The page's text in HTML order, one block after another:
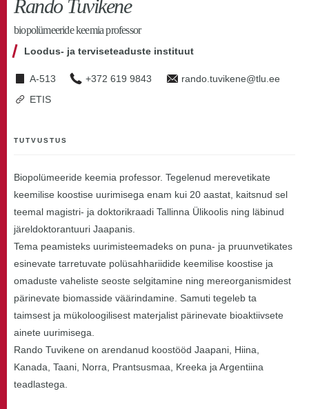
Rando Tuvikene
biopolümeeride keemia professor
Loodus- ja terviseteaduste instituut
A-513 +372 619 9843
rando.tuvikene@tlu.ee
ETIS
TUTVUSTUS
Biopolümeeride keemia professor. Tegelenud merevetikate
keemilise koostise uurimisega enam kui 20 aastat, kaitsnud sel
teemal magistri- ja doktorikraadi Tallinna Ülikoolis ning läbinud
järeldoktorantuuri Jaapanis.
Tema peamisteks uurimisteemadeks on puna- ja pruunvetikates
esinevate tarretuvate polüsahhariidide keemilise koostise ja
omaduste vaheliste seoste selgitamine ning mereorganismidest
pärinevate biomasside väärindamine. Samuti tegeleb ta
taimsest ja mükoloogilisest materjalist pärinevate bioaktiivsete
ainete uurimisega.
Rando Tuvikene on arendanud koostööd Jaapani, Hiina,
Kanada, Taani, Norra, Prantsusmaa, Kreeka ja Argentiina
teadlastega.